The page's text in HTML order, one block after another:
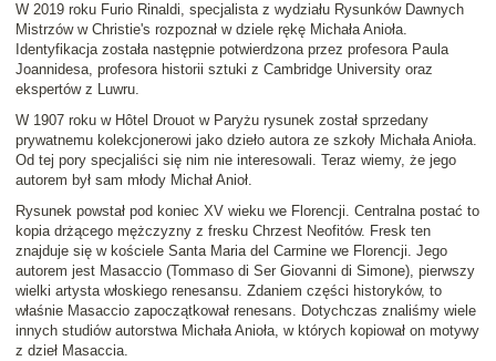
W 2019 roku Furio Rinaldi, specjalista z wydziału Rysunków Dawnych
Mistrzów w Christie's rozpoznał w dziele rękę Michała Anioła.
Identyfikacja została następnie potwierdzona przez profesora Paula
Joannidesa, profesora historii sztuki z Cambridge University oraz
ekspertów z Luwru.
W 1907 roku w Hôtel Drouot w Paryżu rysunek został sprzedany
prywatnemu kolekcjonerowi jako dzieło autora ze szkoły Michała Anioła.
Od tej pory specjaliści się nim nie interesowali. Teraz wiemy, że jego
autorem był sam młody Michał Anioł.
Rysunek powstał pod koniec XV wieku we Florencji. Centralna postać to
kopia drżącego mężczyzny z fresku Chrzest Neofitów. Fresk ten
znajduje się w kościele Santa Maria del Carmine we Florencji. Jego
autorem jest Masaccio (Tommaso di Ser Giovanni di Simone), pierwszy
wielki artysta włoskiego renesansu. Zdaniem części historyków, to
właśnie Masaccio zapoczątkował renesans. Dotychczas znaliśmy wiele
innych studiów autorstwa Michała Anioła, w których kopiował on motywy
z dzieł Masaccia.